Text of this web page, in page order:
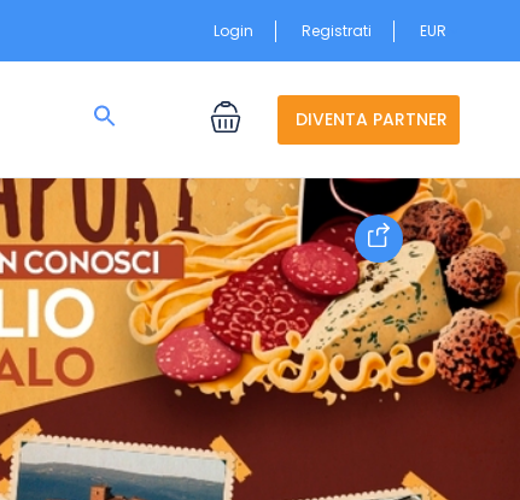
Login Registrati EUR
Search
Search Button
DIVENTA PARTNER